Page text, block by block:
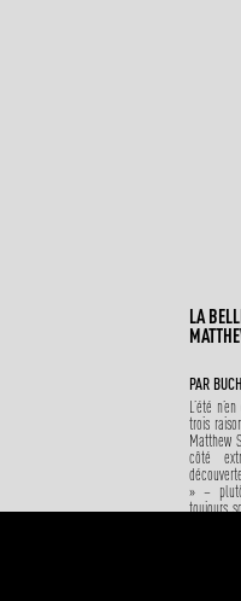
LA
PAR
L’été
trois
Matthew
côté
» –
toujours